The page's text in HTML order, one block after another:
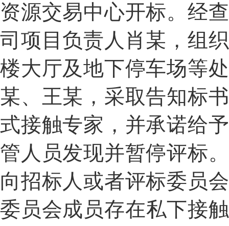
资源交易中心开标。经
司项目负责人肖 某 ，组
楼大厅及地下停车场等处
某、王某 ，采取告知标
式接触专家，并承诺给
管人员发现并暂停评标
向招标人或者评标委员
委员会成员存在私下接